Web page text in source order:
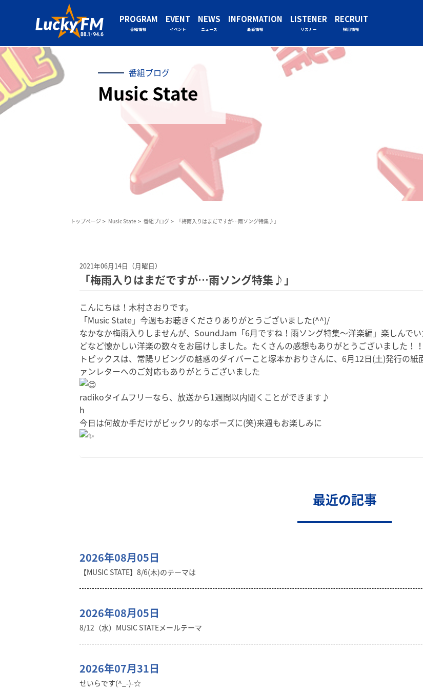
PROGRAM
番組情報
EVENT
イベント
NEWS
ニュース
INFORMATION
最新情報
LISTENER
リスナー
RECRUIT
採用情報
番組ブログ
Music State
トップページ Music State 番組ブログ 「梅雨入りはまだですが…雨ソング特集♪」
2021年06月14日（月曜日）
「梅雨入りはまだですが…雨ソング特集♪」
こんにちは！木村さおりです。
「Music State」今週もお聴きくださりありがとうございました(^^)/
なかなか梅雨入りしませんが、SoundJam「6月ですね！ 雨ソング特集～洋楽編」楽しんで
どなど懐かしい洋楽の数々をお届けしました。 たくさんの感想もありがとうございました！！
トピックスは、 常陽リビングの魅惑のダイバーこと塚本かおりさんに、 6月12日(土)発行の紙
ァンレターへのご対応もありがとうございました
radikoタイムフリーなら、 放送から1週間以内聞くことができます♪
h
今日は何故か手だけがビックリ的なポーズに(笑)来週もお楽しみに
最近の記事
2026年08月05日
【MUSIC STATE】8/6(木)のテーマは
2026年08月05日
8/12（水）MUSIC STATEメールテーマ
2026年07月31日
せいらです(^_-)-☆